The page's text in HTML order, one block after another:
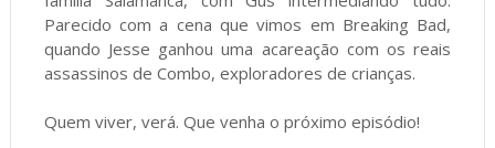
Parecido com a cena que vimos em Breaking Bad,
quando Jesse ganhou uma acareação com os reais
assassinos de Combo, exploradores de crianças.
Quem viver, verá. Que venha o próximo episódio!